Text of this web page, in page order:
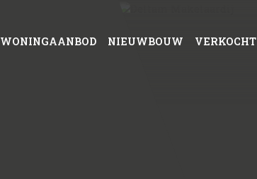
WONINGAANBOD NIEUWBOUW VERKOCHT